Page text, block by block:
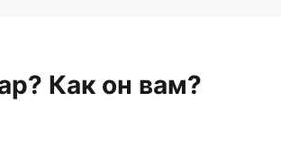
Как он вам?